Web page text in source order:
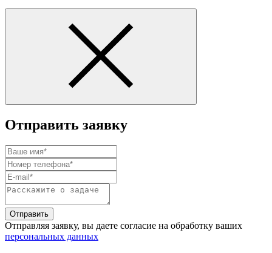
Отправить заявку
Отправить
Отправляя заявку, вы даете согласие на обработку ваших
персональных данных